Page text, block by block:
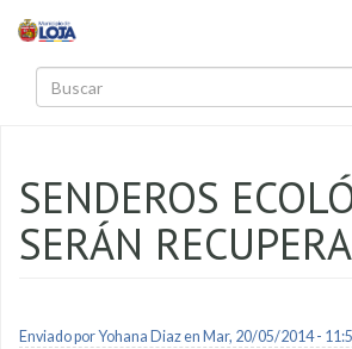
SENDEROS
SERÁN
Enviado porYohana Diazen Mar, 20/05/2014 -